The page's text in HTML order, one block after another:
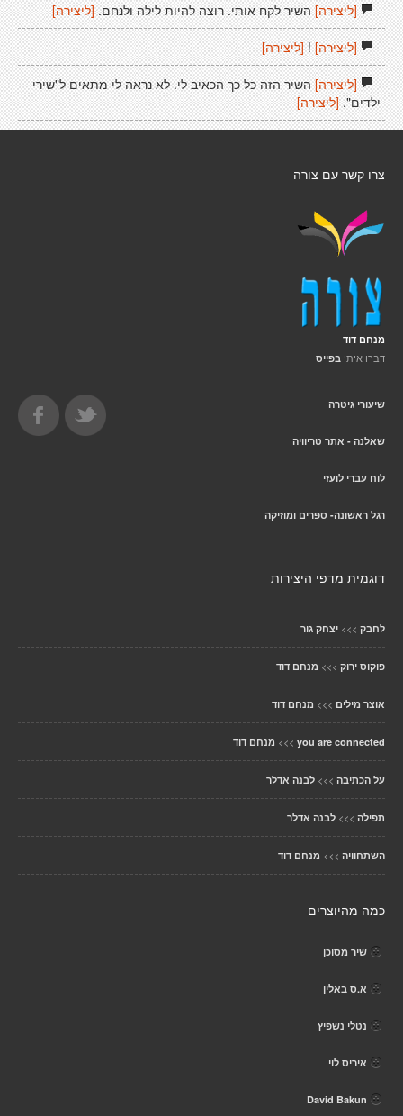
[ליצירה]השיר לקח אותי. רוצה להיות לילה ולנחם. [ליצירה]
[ליצירה]![ליצירה]
[ליצירה]השיר הזה כל כך הכאיב לי. לא נראה לי מתאים ל"שירי
ילדים".[ליצירה]
צרו קשר עם צורה
מנחם דוד
דברו איתי בפייס
שיעורי גיטרה
שאלנה - אתר טריוויה
לוח עברי לועזי
רגל ראשונה- ספרים ומוזיקה
דוגמית מדפי היצירות
לחבק >>> יצחק גור
פוקוס ירוק >>> מנחם דוד
אוצר מילים >>> מנחם דוד
you are connected
>>> מנחם דוד
על הכתיבה >>> לבנה אדלר
תפילה >>> לבנה אדלר
השתחוויה >>> מנחם דוד
כמה מהיוצרים
שיר מסוכן
א.ס באלין
נטלי נשפיץ
איריס לוי
David Bakun